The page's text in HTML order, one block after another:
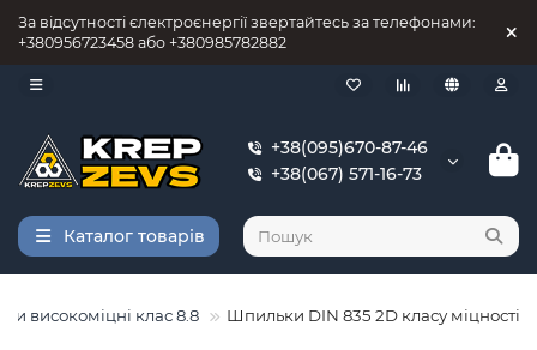
За відсутності єлектроєнергії звертайтесь за телефонами:
+380956723458 або +380985782882
+38(095)670-87-46
+38(067) 571-16-73
Каталог товарів
високоміцні клас 8.8 Шпильки DIN 835 2D класу міцності